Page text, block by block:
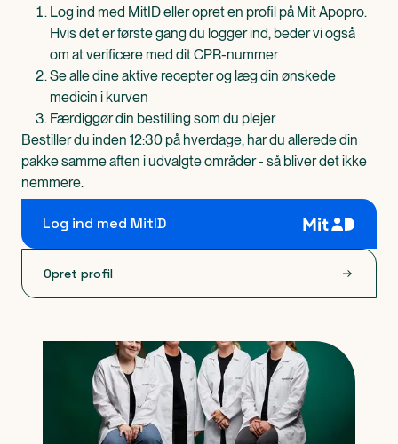
Log ind med MitID eller opret en profil på Mit Apopro.
Hvis det er første gang du logger ind, beder vi også
om at verificere med dit CPR-nummer
Se alle dine aktive recepter og læg din ønskede
medicin i kurven
Færdiggør din bestilling som du plejer
Bestiller du inden 12:30 på hverdage, har du allerede din
pakke samme aften i udvalgte områder - så bliver det ikke
nemmere.
Log ind med MitID
Opret profil